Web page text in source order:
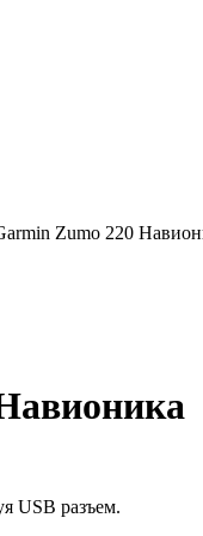
Zumo 220
USB разъем.